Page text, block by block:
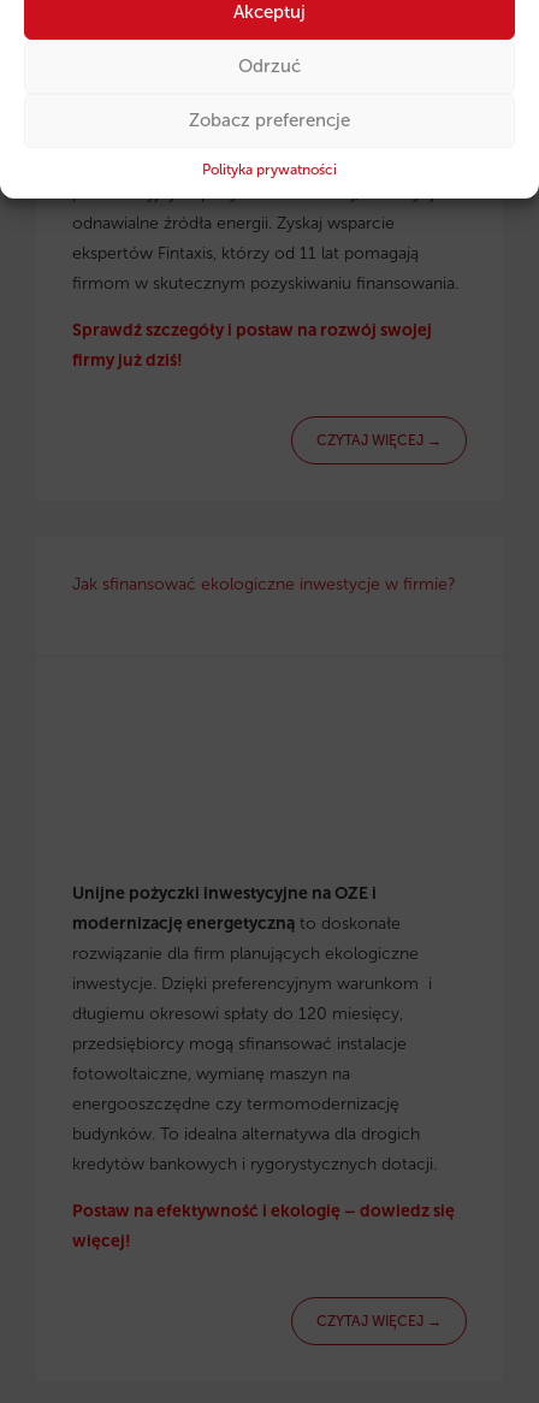
Akceptuj
Odrzuć
Zobacz preferencje
Polityka prywatności
Pożyczki unijne dla małopolskich
przedsiębiorców– dowiedz się, jak skorzystać z
odnawialne źródła energii. Zyskaj wsparcie
ekspertów Fintaxis, którzy od 11 lat pomagają
firmom w skutecznym pozyskiwaniu finansowania.
Sprawdź szczegóły i postaw na rozwój swojej
firmy już dziś!
CZYTAJ WIĘCEJ →
Jak sfinansować ekologiczne inwestycje w firmie?
Unijne pożyczki inwestycyjne na OZE i
modernizację energetyczną to doskonałe
rozwiązanie dla firm planujących ekologiczne
inwestycje. Dzięki preferencyjnym warunkom i
długiemu okresowi spłaty do 120 miesięcy,
przedsiębiorcy mogą sfinansować instalacje
fotowoltaiczne, wymianę maszyn na
energooszczędne czy termomodernizację
budynków. To idealna alternatywa dla drogich
kredytów bankowych i rygorystycznych dotacji.
Postaw na efektywność i ekologię – dowiedz się
więcej!
CZYTAJ WIĘCEJ →